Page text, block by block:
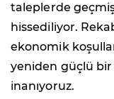
taleplerde
hissediliyor.
ekonomik
yeniden güçlü bir
inanıyoruz.